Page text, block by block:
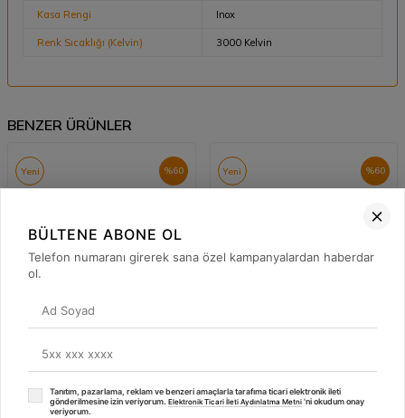
Kasa Rengi Inox
Renk Sıcaklığı (Kelvin) 3000 Kelvin
BENZER ÜRÜNLER
%60
Yeni %60
Yeni
Cata
BÜLTENE ABONE OL
Telefon numaranı girerek sana özel kampanyalardan haberdar
ol.
Tanıtım, pazarlama, reklam ve benzeri amaçlarla tarafıma ticari elektronik ileti
gönderilmesine izin veriyorum. Elektronik Ticari İleti Aydınlatma Metni 'ni okudum onay
veriyorum.